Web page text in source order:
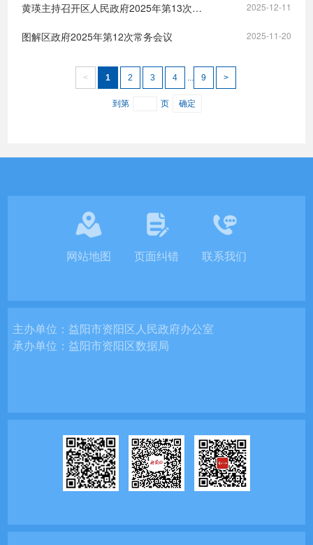
2025-12-11
黄瑛主持召开区人民政府2025年第13次政府常务会议
2025-11-20
图解区政府2025年第12次常务会议
< 1 2 3 4 ... 9 >
到第 页 确定
网站地图 页面纠错 联系我们
主办单位：益阳市资阳区人民政府办公室
承办单位：益阳市资阳区数据局